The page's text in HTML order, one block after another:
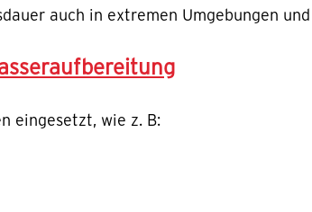
auch in extremen Umgebungen
eingesetzt, wie z. B: